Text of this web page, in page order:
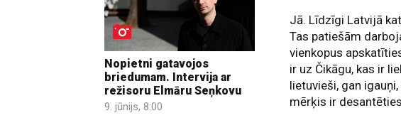
Nopietni gatavojos
briedumam. Intervija ar
režisoru Elmāru Seņkovu
9. jūnijs, 8:00
Jā. Līdzīgi Latvijā
Tas patiešām
vienkopus
ir uz Čikāgu, kas ir
lietuvieši, gan
mērķis ir